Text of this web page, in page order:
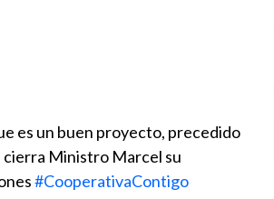
es un buen proyecto, precedido
cierra Ministro Marcel su
#CooperativaContigo